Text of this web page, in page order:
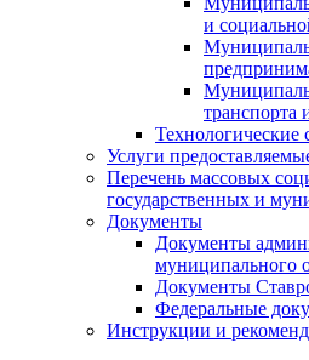
и
транспорта
Технологические
Услуги
Перечень массовых
государственных и
Документы
Документы
муниципального
Документы
Федеральные
Инструкции и